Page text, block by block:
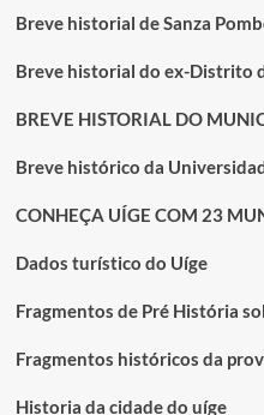
Breve historial de Sanza
Breve historial do ex-Distrito
BREVE HISTORIAL DO
Breve histórico da
CONHEÇA UÍGE COM 23
Dados turístico do Uíge
Fragmentos de Pré História
Fragmentos históricos da
Historia da cidade do uíge